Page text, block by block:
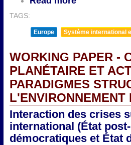
TAGS:
Europe Système international
WORKING PAPER -
PLANÉTAIRE ET
PARADIGMES
L'ENVIRONNEMENT
Interaction des crises
international (État
démocratiques et État